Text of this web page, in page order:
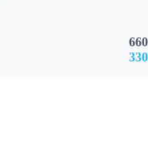
660
330